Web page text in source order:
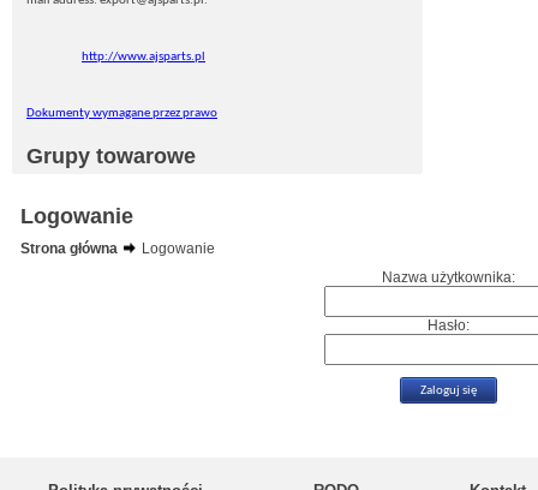
http://www.ajsparts.pl
Dokumenty wymagane przez prawo
Grupy towarowe
Logowanie
Strona główna
Logowanie
Nazwa użytkownika:
Hasło: